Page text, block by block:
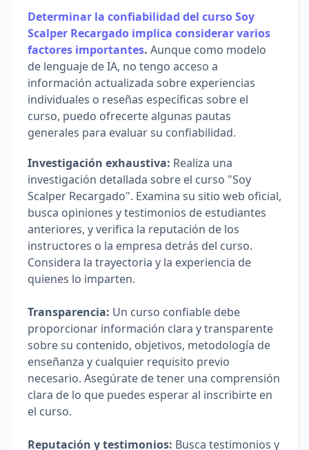
Determinar la confiabilidad del curso Soy
Scalper Recargado implica considerar varios
factores importantes. Aunque como modelo
de lenguaje de IA, no tengo acceso a
información actualizada sobre experiencias
individuales o reseñas específicas sobre el
curso, puedo ofrecerte algunas pautas
generales para evaluar su confiabilidad.
Investigación exhaustiva: Realiza una
investigación detallada sobre el curso "Soy
Scalper Recargado". Examina su sitio web oficial,
busca opiniones y testimonios de estudiantes
anteriores, y verifica la reputación de los
instructores o la empresa detrás del curso.
Considera la trayectoria y la experiencia de
quienes lo imparten.
Transparencia: Un curso confiable debe
proporcionar información clara y transparente
sobre su contenido, objetivos, metodología de
enseñanza y cualquier requisito previo
necesario. Asegúrate de tener una comprensión
clara de lo que puedes esperar al inscribirte en
el curso.
Reputación y testimonios: Busca testimonios y